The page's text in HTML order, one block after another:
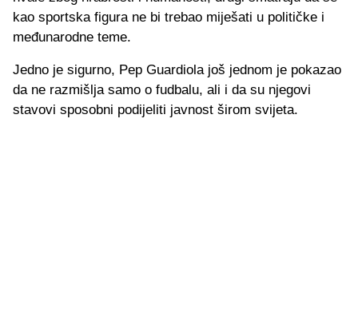
kao sportska figura ne bi trebao miješati u političke i
međunarodne teme.
Jedno je sigurno, Pep Guardiola još jednom je pokazao
da ne razmišlja samo o fudbalu, ali i da su njegovi
stavovi sposobni podijeliti javnost širom svijeta.